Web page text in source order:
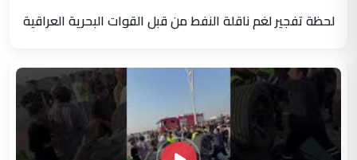
لحظة تفجير لغم ناقلة النفط من قبل القوات البحرية العراقية